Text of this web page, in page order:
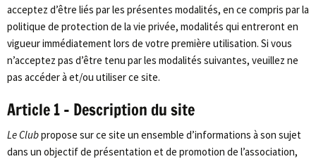
acceptez d’être liés par les présentes modalités, en ce compris par la
politique de protection de la vie privée, modalités qui entreront en
vigueur immédiatement lors de votre première utilisation. Si vous
n’acceptez pas d’être tenu par les modalités suivantes, veuillez ne
pas accéder à et/ou utiliser ce site.
Article 1 – Description du site
Le Clubpropose sur ce site un ensemble d’informations à son sujet
dans un objectif de présentation et de promotion de l’association,